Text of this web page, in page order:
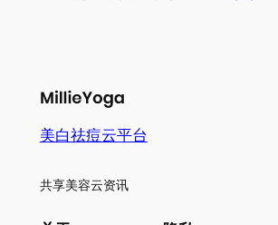
美白祛痘云平台
共享美容云资讯